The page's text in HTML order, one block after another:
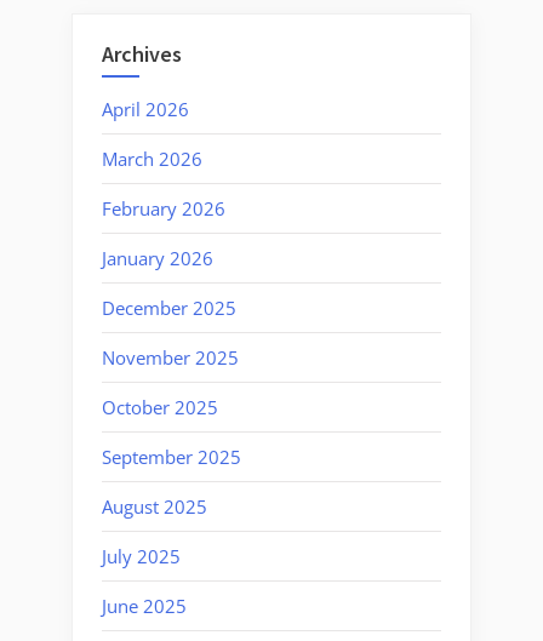
Archives
April 2026
March 2026
February 2026
January 2026
December 2025
November 2025
October 2025
September 2025
August 2025
July 2025
June 2025